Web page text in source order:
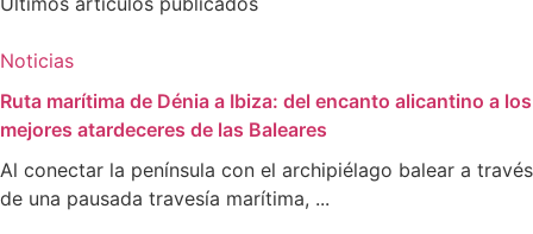
Noticias
Ruta marítima de Dénia a Ibiza: del encanto alicantino a los
mejores atardeceres de las Baleares
Al conectar la península con el archipiélago balear a través
de una pausada travesía marítima, ...